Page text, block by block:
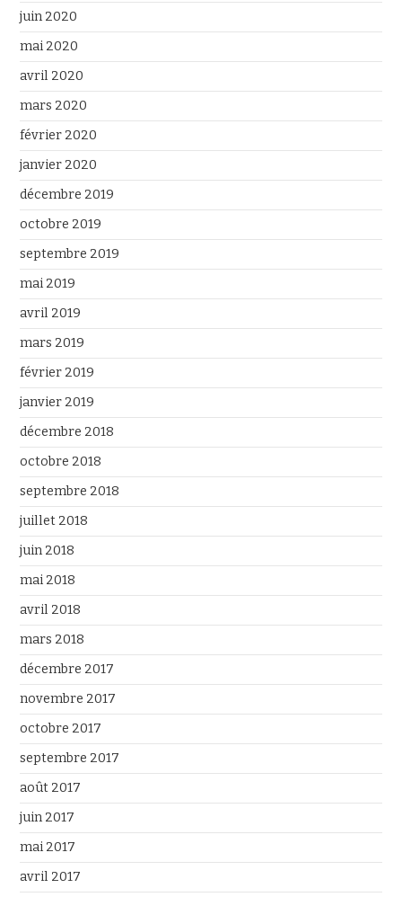
juin 2020
mai 2020
avril 2020
mars 2020
février 2020
janvier 2020
décembre 2019
octobre 2019
septembre 2019
mai 2019
avril 2019
mars 2019
février 2019
janvier 2019
décembre 2018
octobre 2018
septembre 2018
juillet 2018
juin 2018
mai 2018
avril 2018
mars 2018
décembre 2017
novembre 2017
octobre 2017
septembre 2017
août 2017
juin 2017
mai 2017
avril 2017